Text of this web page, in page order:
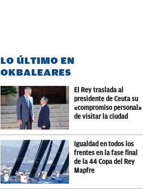
LO ÚLTIMO EN
OKBALEARES
El Rey traslada al
presidente de Ceuta su
«compromiso personal»
de visitar la ciudad
Igualdad en todos los
frentes en la fase final
de la 44 Copa del Rey
Mapfre